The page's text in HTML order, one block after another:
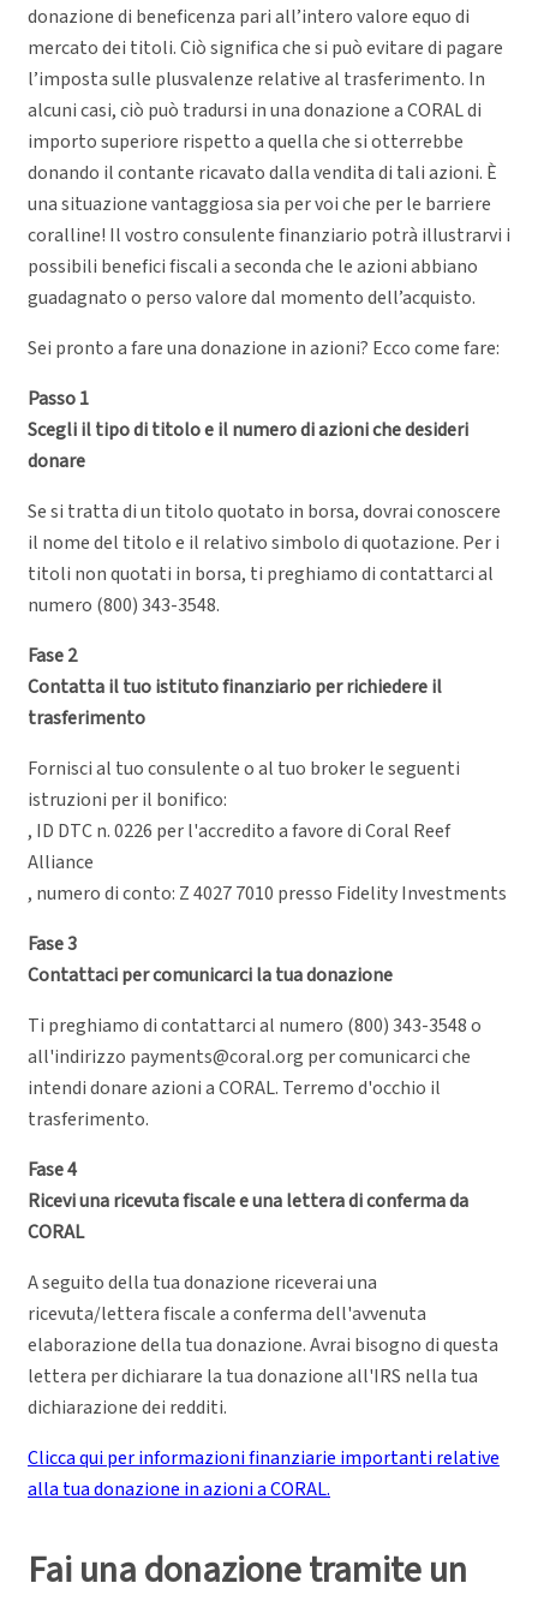
donazione di beneficenza pari all’intero valore equo di
mercato dei titoli. Ciò significa che si può evitare di pagare
l’imposta sulle plusvalenze relative al trasferimento. In
alcuni casi, ciò può tradursi in una donazione a CORAL di
importo superiore rispetto a quella che si otterrebbe
donando il contante ricavato dalla vendita di tali azioni. È
una situazione vantaggiosa sia per voi che per le barriere
coralline! Il vostro consulente finanziario potrà illustrarvi i
possibili benefici fiscali a seconda che le azioni abbiano
guadagnato o perso valore dal momento dell’acquisto.
Sei pronto a fare una donazione in azioni? Ecco come fare:
Passo 1
Scegli il tipo di titolo e il numero di azioni che desideri
donare
Se si tratta di un titolo quotato in borsa, dovrai conoscere
il nome del titolo e il relativo simbolo di quotazione. Per i
titoli non quotati in borsa, ti preghiamo di contattarci al
numero (800) 343-3548.
Fase 2
Contatta il tuo istituto finanziario per richiedere il
trasferimento
Fornisci al tuo consulente o al tuo broker le seguenti
istruzioni per il bonifico:
, ID DTC n. 0226 per l'accredito a favore di Coral Reef
Alliance
, numero di conto: Z 4027 7010 presso Fidelity Investments
Fase 3
Contattaci per comunicarci la tua donazione
Ti preghiamo di contattarci al numero (800) 343-3548 o
all'indirizzo payments@coral.org per comunicarci che
intendi donare azioni a CORAL. Terremo d'occhio il
trasferimento.
Fase 4
Ricevi una ricevuta fiscale e una lettera di conferma da
CORAL
A seguito della tua donazione riceverai una
ricevuta/lettera fiscale a conferma dell'avvenuta
elaborazione della tua donazione. Avrai bisogno di questa
lettera per dichiarare la tua donazione all'IRS nella tua
dichiarazione dei redditi.
Clicca qui per informazioni finanziarie importanti relative
alla tua donazione in azioni a CORAL.
Fai una donazione tramite un